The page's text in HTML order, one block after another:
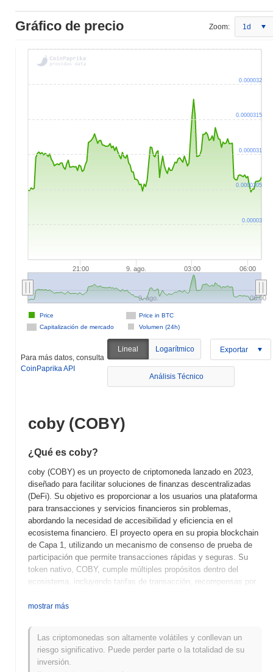
Gráfico de precio Zoom: 1d
21:00 9. ago. 03:00 06:00
Price in BTC
Capitalización de mercado
Volumen (24h)
Price
9. ago. 06:00
0.00003
0.0000305
0.000031
0.0000315
0.000032
Para más datos, consulta
CoinPaprika API
Lineal Logarítmico Exportar
Análisis Técnico
coby (COBY)
¿Qué es coby?
coby (COBY) es un proyecto de criptomoneda lanzado en 2023,
diseñado para facilitar soluciones de finanzas descentralizadas
(DeFi). Su objetivo es proporcionar a los usuarios una plataforma
para transacciones y servicios financieros sin problemas,
abordando la necesidad de accesibilidad y eficiencia en el
ecosistema financiero. El proyecto opera en su propia blockchain
de Capa 1, utilizando un mecanismo de consenso de prueba de
participación que permite transacciones rápidas y seguras. Su
token nativo, COBY, cumple múltiples propósitos dentro del
ecosistema, incluyendo tarifas de transacción, recompensas por
los procesos de toma de decisiones sobre el desarrollo y la
innovador en la integración de servicios financieros tradicionales
con la tecnología blockchain, posicionándose como un jugador
significativo en el espacio DeFi. Su enfoque en interfaces
amigables para el usuario y medidas de seguridad robustas
mostrar más
Las criptomonedas son altamente volátiles y conllevan un
riesgo significativo. Puede perder parte o la totalidad de su
inversión.